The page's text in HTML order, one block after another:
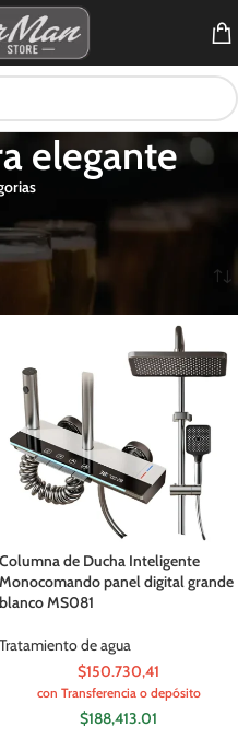
elegante
Columna de Ducha Inteligente
Monocomando panel digital grande
blanco MS081
Tratamiento de agua
$150.730,41
con Transferencia o depósito
$188,413.01